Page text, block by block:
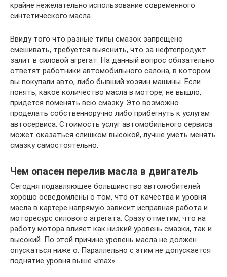
крайне нежелательно использование современного
синтетического масла.
Ввиду того что разные типы смазок запрещено
смешивать, требуется выяснить, что за нефтепродукт
залит в силовой агрегат. На данный вопрос обязательно
ответят работники автомобильного салона, в котором
вы покупали авто, либо бывший хозяин машины. Если
понять, какое количество масла в моторе, не вышло,
придется поменять всю смазку. Это возможно
проделать собственноручно либо прибегнуть к услугам
автосервиса. Стоимость услуг автомобильного сервиса
может оказаться слишком высокой, лучше уметь менять
смазку самостоятельно.
Чем опасен перелив масла в двигатель
Сегодня подавляющее большинство автолюбителей
хорошо осведомлены о том, что от качества и уровня
масла в картере напрямую зависит исправная работа и
моторесурс силового агрегата. Сразу отметим, что на
работу мотора влияет как низкий уровень смазки, так и
высокий. По этой причине уровень масла не должен
опускаться ниже о. Параллельно с этим не допускается
поднятие уровня выше «max».